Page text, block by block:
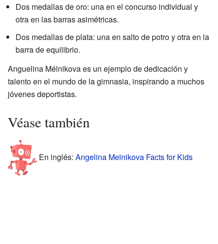
Dos medallas de oro: una en el concurso individual y
otra en las barras asimétricas.
Dos medallas de plata: una en salto de potro y otra en la
barra de equilibrio.
Anguelina Mélnikova es un ejemplo de dedicación y
talento en el mundo de la gimnasia, inspirando a muchos
jóvenes deportistas.
Véase también
En inglés: Angelina Melnikova Facts for Kids